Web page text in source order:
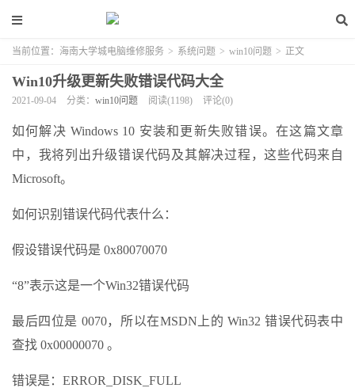
当前位置： 海南大学城电脑维修服务 > 系统问题 > win10问题 > 正文
Win10升级更新失败错误代码大全
2021-09-04 分类： win10问题 阅读(1198) 评论(0)
如何解决 Windows 10 安装和更新失败错误。在这篇文章
中，我将列出升级错误代码及其解决过程，这些代码来自
Microsoft。
如何识别错误代码代表什么：
假设错误代码是 0x80070070
“8”表示这是一个Win32错误代码
最后四位是 0070，所以在MSDN上的 Win32 错误代码表中
查找 0x00000070 。
错误是：ERROR_DISK_FULL